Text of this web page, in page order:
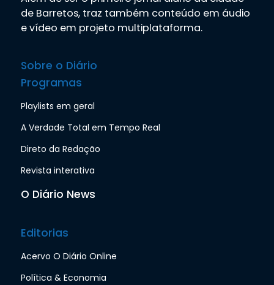
de Barretos, traz também conteúdo em áudio
e vídeo em projeto multiplataforma.
Sobre o Diário
Programas
Playlists em geral
A Verdade Total em Tempo Real
Direto da Redação
Revista interativa
O Diário News
Editorias
Acervo O Diário Online
Política & Economia